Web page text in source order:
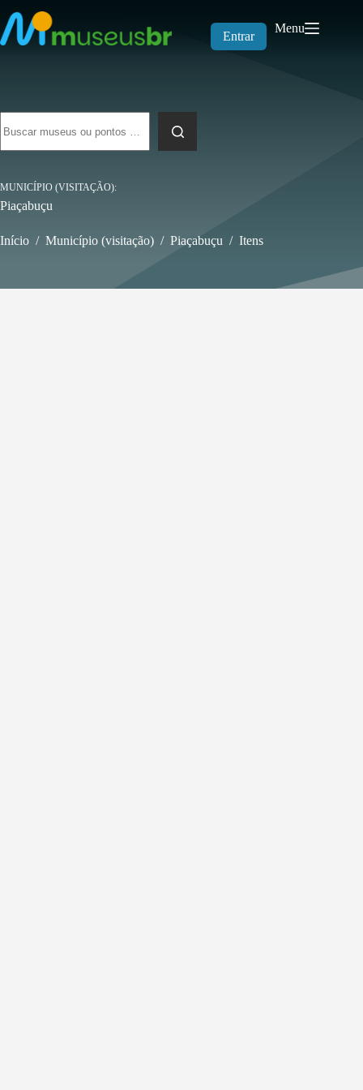
para
o
conteúdo
Entrar
Menu
resultados
MUNICÍPIO (VISITAÇÃO)
Piaçabuçu
Início / Município (visitação) / Piaçabuçu / Itens